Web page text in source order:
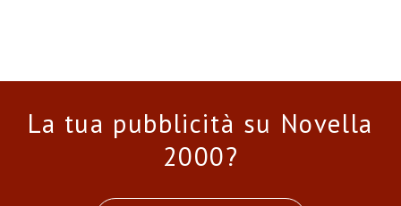
La tua pubblicità su Novella
2000?